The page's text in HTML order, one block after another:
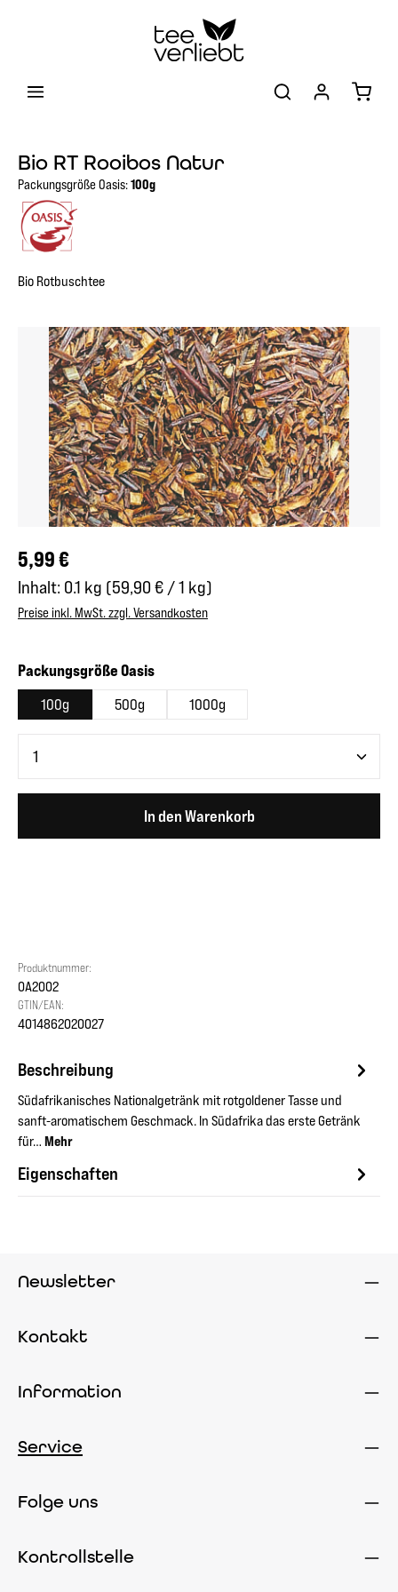
Bio RT Rooibos Natur
Packungsgröße Oasis:100g
Bio Rotbuschtee
Bildergalerie überspringen
Regulärer Preis:
5,99 €
Inhalt: 0.1 kg (59,90 € / 1 kg)
Preise inkl. MwSt. zzgl. Versandkosten
Packungsgröße Oasisauswählen
100g 500g 1000g
In den Warenkorb
Produktnummer:
OA2002
GTIN/EAN:
4014862020027
Beschreibung
Südafrikanisches Nationalgetränk mit rotgoldener Tasse und
sanft-aromatischem Geschmack. In Südafrika das erste Getränk
für… Mehr
Eigenschaften
Newsletter
Kontakt
Information
Service
Folge uns
Kontrollstelle